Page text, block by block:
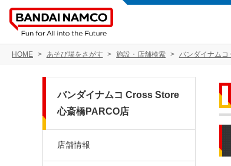
HOME あそび場をさがす 施設・店舗検索 バンダイナムコ
バンダイナムコ Cross Store
心斎橋PARCO店
店舗情報